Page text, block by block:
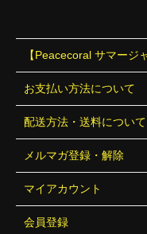
【Peacecoral サマー
お支払い方法について
配送方法・送料について
メルマガ登録・解除
マイアカウント
会員登録